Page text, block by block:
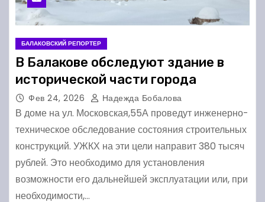
БАЛАКОВСКИЙ РЕПОРТЕР
В Балакове обследуют здание в
исторической части города
Фев 24, 2026 Надежда Бобалова
В доме на ул. Московская,55А проведут инженерно-
техническое обследование состояния строительных
конструкций. УЖКХ на эти цели направит 380 тысяч
рублей. Это необходимо для установления
возможности его дальнейшей эксплуатации или, при
необходимости,…